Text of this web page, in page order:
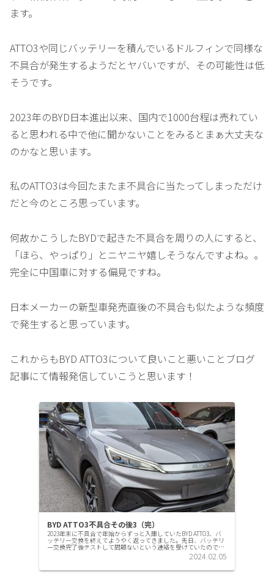
ます。
ATTO3や同じバッテリーを積んでいるドルフィンで同様な
不具合が発生するようだとヤバいですが、その可能性は低
そうです。
2023年のBYD日本進出以来、国内で1000台程は売れてい
ると思われる中で他に聞かないことをみるとまぁ大丈夫な
のかなと思います。
私のATTO3は今回たまたま不具合に当たってしまっただけ
だと今のところ思っています。
何故かこうしたBYDで起きた不具合を周りの人にすると、
「ほら、やっぱり」とニヤニヤ嬉しそうなんですよね。。
完全に中国車に対する偏見ですね。
日本メーカーの新型車発売直後の不具合も似たような頻度
で発生すると思っています。
これからもBYD ATTO3について良いこと悪いことブログ
記事にて情報発信していこうと思います！
BYD ATTO3不具合その後3（完）
2023年末に不具合で年始からずっと入庫していたBYD ATTO3、バ
ッテリー交換を終えてようやく返ってきました。先日、バッテリ
ー交換完了後テストして問題ないという連絡を受けていたのでデ
ィーラーへ取りに行きました。代車返却、ディーラーでAT...
2024.02.05